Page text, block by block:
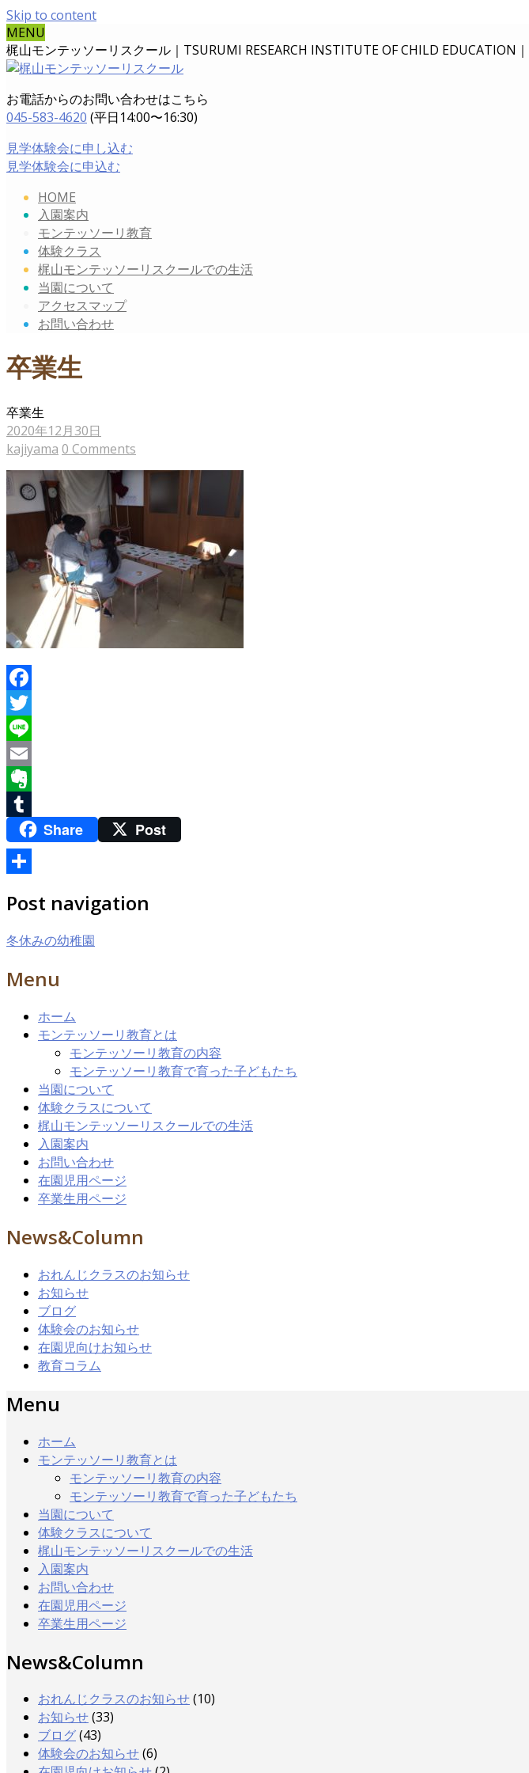
Skip to content
MENU
梶山モンテッソーリスクール｜TSURUMI RESEARCH INSTITUTE OF CHILD EDUCATION｜
お電話からのお問い合わせはこちら
045-583-4620 (平日14:00〜16:30)
見学体験会に申し込む
見学体験会に申込む
HOME
入園案内
モンテッソーリ教育
体験クラス
梶山モンテッソーリスクールでの生活
当園について
アクセスマップ
お問い合わせ
卒業生
卒業生
2020年12月30日
kajiyama 0 Comments
Facebook
Twitter
Line
Email
Evernote
TumblrShare Post
有
Post navigation
冬休みの幼稚園
Menu
ホーム
モンテッソーリ教育とは
モンテッソーリ教育の内容
モンテッソーリ教育で育った子どもたち
当園について
体験クラスについて
梶山モンテッソーリスクールでの生活
入園案内
お問い合わせ
在園児用ページ
卒業生用ページ
News&Column
おれんじクラスのお知らせ
お知らせ
ブログ
体験会のお知らせ
在園児向けお知らせ
教育コラム
Menu
ホーム
モンテッソーリ教育とは
モンテッソーリ教育の内容
モンテッソーリ教育で育った子どもたち
当園について
体験クラスについて
梶山モンテッソーリスクールでの生活
入園案内
お問い合わせ
在園児用ページ
卒業生用ページ
News&Column
おれんじクラスのお知らせ(10)
お知らせ(33)
ブログ(43)
体験会のお知らせ(6)